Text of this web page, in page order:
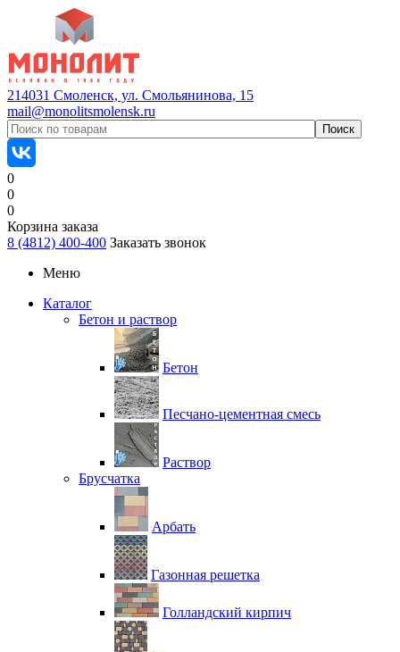
214031 Смоленск, ул. Смольянинова, 15
mail@monolitsmolensk.ru
0
0
0
Корзина заказа
8 (4812) 400-400 Заказать звонок
Меню
Каталог
Бетон и раствор
Бетон
Песчано-цементная смесь
Раствор
Брусчатка
Арбать
Газонная решетка
Голландский кирпич